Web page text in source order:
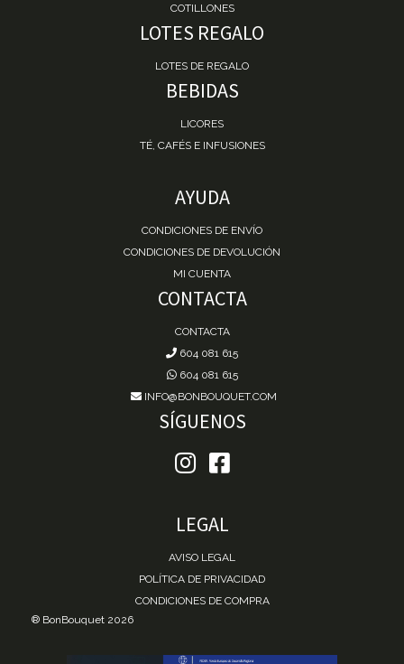
COTILLONES
LOTES REGALO
LOTES DE REGALO
BEBIDAS
LICORES
TÉ, CAFÉS E INFUSIONES
AYUDA
CONDICIONES DE ENVÍO
CONDICIONES DE DEVOLUCIÓN
MI CUENTA
CONTACTA
CONTACTA
604 081 615
604 081 615
INFO@BONBOUQUET.COM
SÍGUENOS
LEGAL
AVISO LEGAL
POLÍTICA DE PRIVACIDAD
CONDICIONES DE COMPRA
® BonBouquet 2026